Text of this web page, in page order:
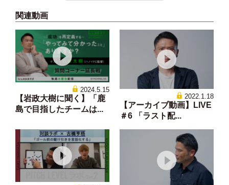
関連動画
2024.5.15
【岩政大樹に聞く】「鹿
島で目指したチームは...
2022.1.18
【アーカイブ動画】LIVE
＃6 「ラスト配...